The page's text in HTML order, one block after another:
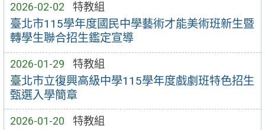
2026-02-02 特教組
臺北市115學年度國民中學藝術才能美術班新生暨
轉學生聯合招生鑑定宣導
2026-01-29 特教組
臺北市立復興高級中學115學年度戲劇班特色招生
甄選入學簡章
2026-01-20 特教組